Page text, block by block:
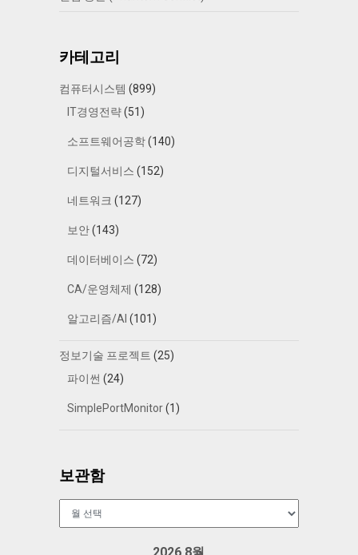
카테고리
컴퓨터시스템 (899)
IT경영전략(51)
소프트웨어공학(140)
디지털서비스 (152)
네트워크 (127)
보안(143)
데이터베이스 (72)
CA/운영체제 (128)
알고리즘/AI (101)
정보기술 프로젝트 (25)
파이썬 (24)
SimplePortMonitor(1)
보관함